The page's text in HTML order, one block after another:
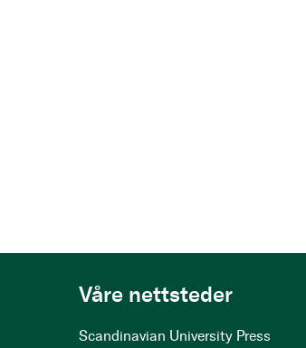
Våre nettsteder
Scandinavian University Press